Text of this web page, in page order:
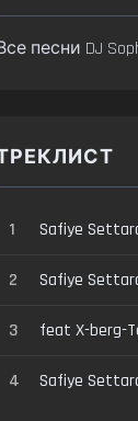
песни DJ
1 Safiye
2 Safiye
3 feat X-berg-
4 Safiye